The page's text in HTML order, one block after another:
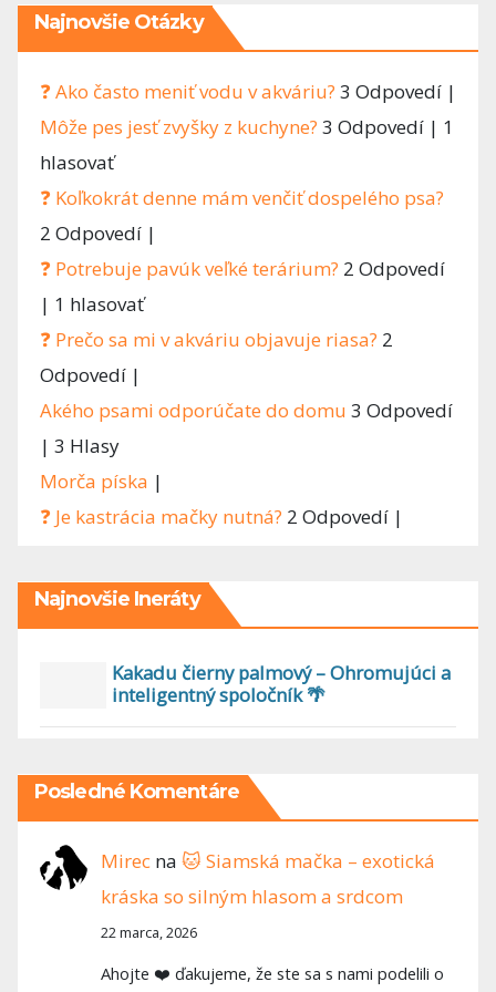
Najnovšie Otázky
❓ Ako často meniť vodu v akváriu? 3 Odpovedí |
Môže pes jesť zvyšky z kuchyne? 3 Odpovedí | 1
hlasovať
❓ Koľkokrát denne mám venčiť dospelého psa?
2 Odpovedí |
❓ Potrebuje pavúk veľké terárium? 2 Odpovedí
| 1 hlasovať
❓ Prečo sa mi v akváriu objavuje riasa? 2
Odpovedí |
Akého psami odporúčate do domu 3 Odpovedí
| 3 Hlasy
Morča píska |
❓ Je kastrácia mačky nutná? 2 Odpovedí |
Najnovšie Ineráty
Kakadu čierny palmový – Ohromujúci a
inteligentný spoločník 🌴
Posledné Komentáre
Mirec na🐱 Siamská mačka – exotická
kráska so silným hlasom a srdcom
22 marca, 2026
Ahojte ❤️ ďakujeme, že ste sa s nami podelili o